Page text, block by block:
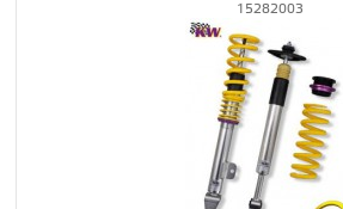
15282003